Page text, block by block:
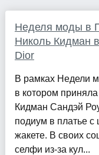
Неделя моды в
Николь Кидман
Dior
В рамках Недели
в котором
Кидман Сандэй
подиум в платье
жакете. В своих
селфи из-за кул...